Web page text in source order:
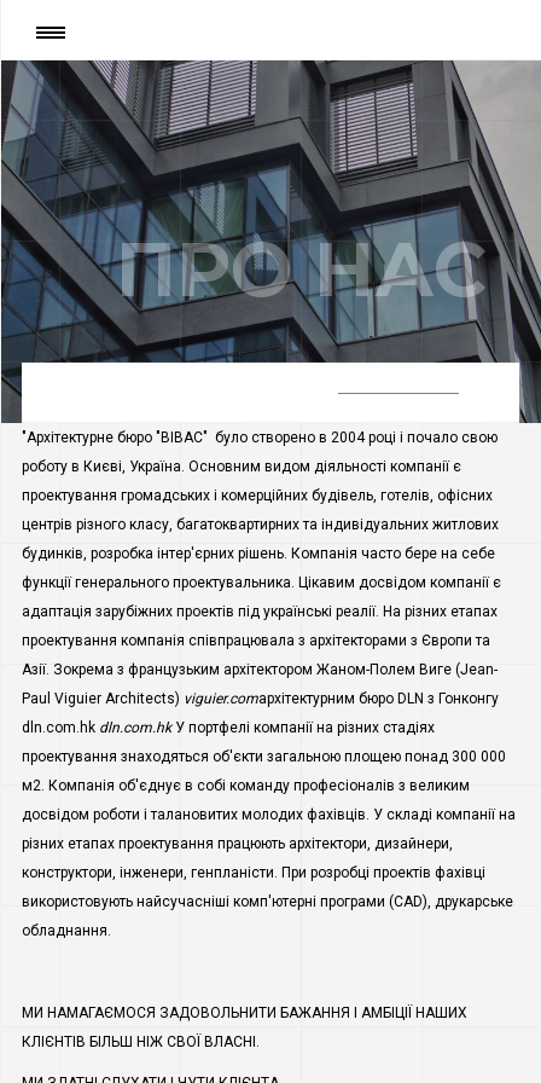
Сторінка
ПРО НАС
"Архітектурне бюро "ВІВАС" було створено в 2004 році і почало свою
роботу в Києві, Україна. Основним видом діяльності компанії є
проектування громадських і комерційних будівель, готелів, офісних
центрів різного класу, багатоквартирних та індивідуальних житлових
будинків, розробка інтер'єрних рішень. Компанія часто бере на себе
функції генерального проектувальника. Цікавим досвідом компанії є
адаптація зарубіжних проектів під українські реалії. На різних етапах
проектування компанія співпрацювала з архітекторами з Європи та
Азії. Зокрема з французьким архітектором Жаном-Полем Виге (Jean-
Paul Viguier Architects) viguier.comархітектурним бюро DLN з Гонконгу
dln.com.hk dln.com.hkУ портфелі компанії на різних стадіях
проектування знаходяться об'єкти загальною площею понад 300 000
м2. Компанія об'єднує в собі команду професіоналів з великим
досвідом роботи і талановитих молодих фахівців. У складі компанії на
різних етапах проектування працюють архітектори, дизайнери,
конструктори, інженери, генпланісти. При розробці проектів фахівці
використовують найсучасніші комп'ютерні програми (CAD), друкарське
обладнання.
МИ НАМАГАЄМОСЯ ЗАДОВОЛЬНИТИ БАЖАННЯ І АМБІЦІЇ НАШИХ
КЛІЄНТІВ БІЛЬШ НІЖ СВОЇ ВЛАСНІ.